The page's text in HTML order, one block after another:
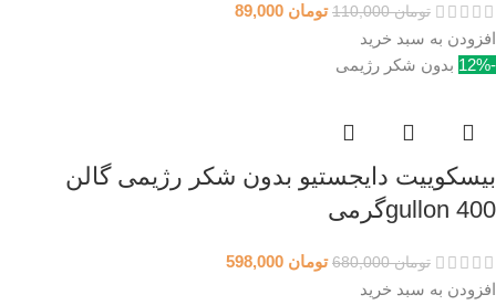
تومان110,000 تومان
افزودن به سبد خرید
-12%
بدون شکر رژیمی
بیسکوییت دایجستیو بدون شکر رژیمی گالن
gullon 400گرمی
تومان680,000 تومان
افزودن به سبد خرید